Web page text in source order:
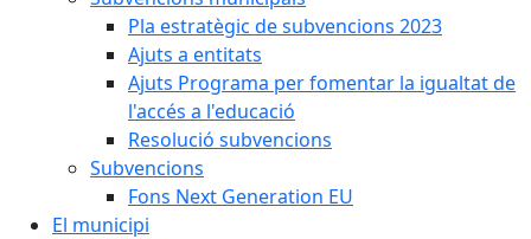
Pla estratègic de subvencions 2023
Ajuts a entitats
Ajuts Programa per fomentar la igualtat de
l'accés a l'educació
Resolució subvencions
Subvencions
Fons Next Generation EU
El municipi